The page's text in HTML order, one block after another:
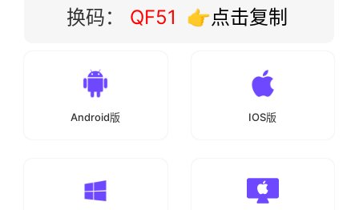
换码： QF51 👉点击复制
Android版 IOS版